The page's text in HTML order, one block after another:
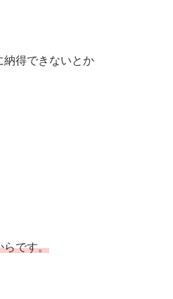
納得できないとか
らです。